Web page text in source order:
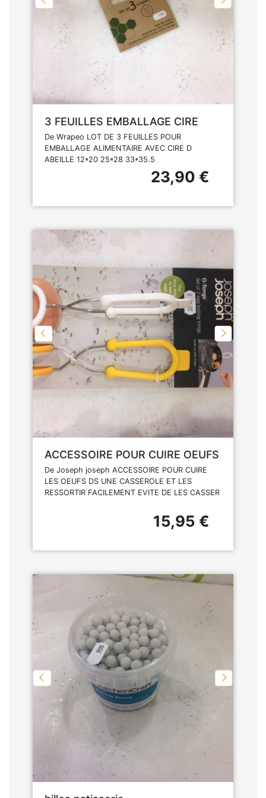
3 FEUILLES EMBALLAGE CIRE
De Wrapeo LOT DE 3 FEUILLES POUR
EMBALLAGE ALIMENTAIRE AVEC CIRE D
ABEILLE 12*20 25*28 33*35.5
23,90 €
ACCESSOIRE POUR CUIRE OEUFS
De Joseph joseph ACCESSOIRE POUR CUIRE
LES OEUFS DS UNE CASSEROLE ET LES
RESSORTIR FACILEMENT EVITE DE LES CASSER
15,95 €